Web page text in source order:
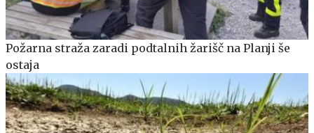
Požarna straža zaradi podtalnih žarišč na Planji še
ostaja